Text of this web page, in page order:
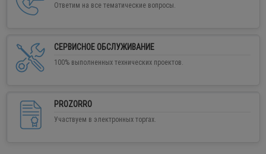
Ответим на все тематические вопросы.
СЕРВИСНОЕ ОБСЛУЖИВАНИЕ
100% выполненных технических проектов.
PROZORRO
Участвуем в электронных торгах.